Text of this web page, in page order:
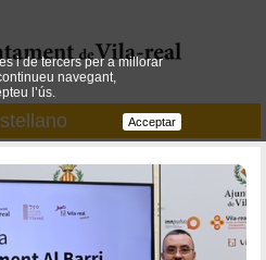
i de tercers per a millorar
navegant,
l’ús.
Acceptar